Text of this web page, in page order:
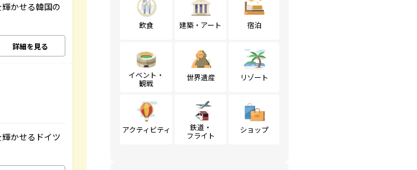
かせる韓国の
詳細を見る
かせるドイツ
飲食 建築・アート 宿泊
イベント・
観戦
世界遺産 リゾート
アクティビティ
鉄道・
フライト
ショップ